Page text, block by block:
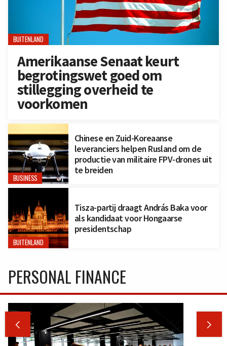
BUITENLAND
Amerikaanse Senaat keurt
begrotingswet goed om
stillegging overheid te
voorkomen
BUSINESS
Chinese en Zuid-Koreaanse
leveranciers helpen Rusland om de
productie van militaire FPV-drones uit
te breiden
BUITENLAND
Tisza-partij draagt András Baka voor
als kandidaat voor Hongaarse
presidentschap
PERSONAL FINANCE
 